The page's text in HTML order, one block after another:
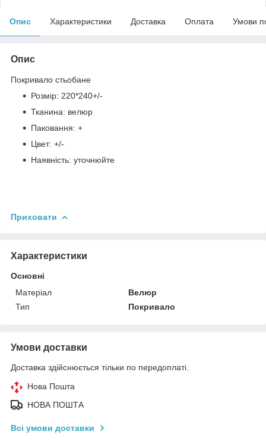
Опис Характеристики Доставка Оплата Умови
Опис
Покривало стьобане
Розмір: 220*240+/-
Тканина: велюр
Паковання: +
Цвет: +/-
Наявність: уточнюйте
Приховати
Характеристики
Основні
Матеріал
Велюр
Тип
Покривало
Умови доставки
Доставка здійснюється тільки по передоплаті.
Нова Пошта
НОВА ПОШТА
Всі умови доставки